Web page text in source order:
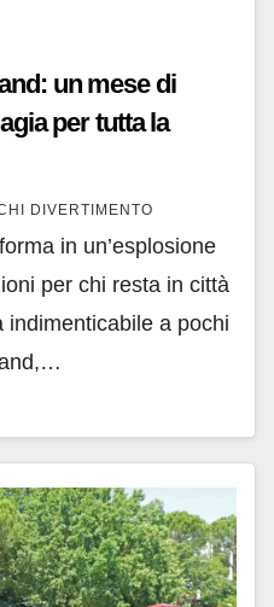
un mese di
per tutta la
DIVERTIMENTO
in un’esplosione
per chi resta in città
a pochi